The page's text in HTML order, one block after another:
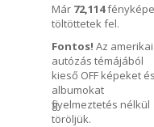
Már 72,114
töltöttetek fel.
Fontos! Az amerikai
autózás témájából
kieső OFF képeket és
albumokat
figyelmeztetés nélkül
töröljük.